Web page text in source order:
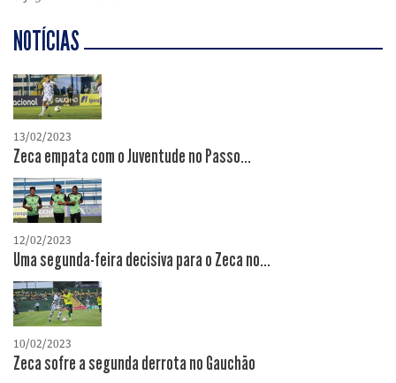
NOTÍCIAS
13/02/2023
Zeca empata com o Juventude no Passo...
12/02/2023
Uma segunda-feira decisiva para o Zeca no...
10/02/2023
Zeca sofre a segunda derrota no Gauchão